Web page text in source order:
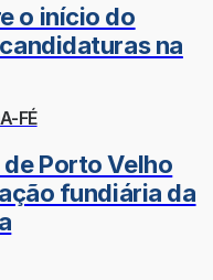
o início do
na
FÉ
Porto Velho
fundiária da